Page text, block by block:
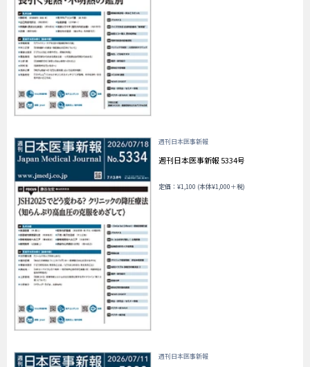
週刊日本医事新報
週刊日本医事新報 5334号
定価：¥1,100 (本体¥1,000＋税)
週刊日本医事新報